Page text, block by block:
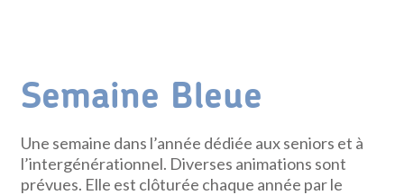
Semaine Bleue
Une semaine dans l’année dédiée aux seniors et à
l’intergénérationnel. Diverses animations sont
prévues. Elle est clôturée chaque année par le